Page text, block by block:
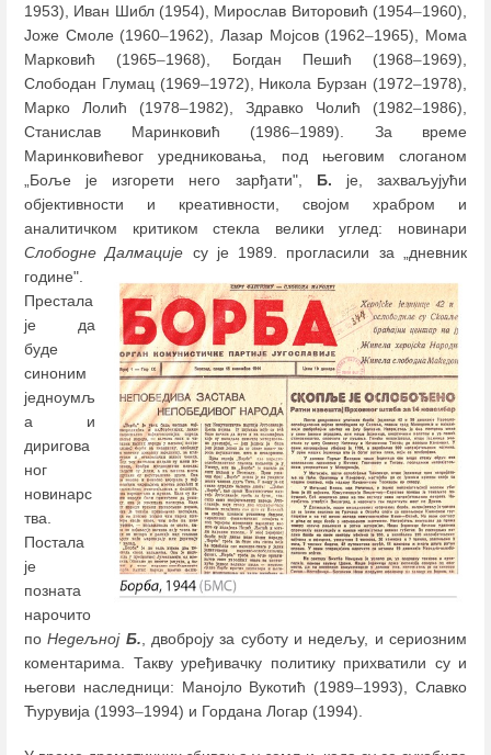
1953), Иван Шибл (1954), Мирослав Виторовић (1954–1960),
Јоже Смоле (1960–1962), Лазар Мојсов (1962–1965), Мома
Марковић (1965–1968), Богдан Пешић (1968–1969),
Слободан Глумац (1969–1972), Никола Бурзан (1972–1978),
Марко Лолић (1978–1982), Здравко Чолић (1982–1986),
Станислав Маринковић (1986–1989). За време
Маринковићевог уредниковања, под његовим слоганом
„Боље је изгорети него зарђати", Б. је, захваљујући
објективности и креативности, својом храбром и
аналитичком критиком стекла велики углед: новинари
Слободне Далмације су је 1989. прогласили за „дневник
године".
Престала
је да
буде
синоним
једноумљ
а и
диригова
ног
новинарс
тва.
Постала
је
позната
нарочито
поНедељној Б. , двоброју за суботу и недељу, и сериозним
коментарима. Такву уређивачку политику прихватили су и
његови наследници: Манојло Вукотић (1989–1993), Славко
Ћурувија (1993–1994) и Гордана Логар (1994).